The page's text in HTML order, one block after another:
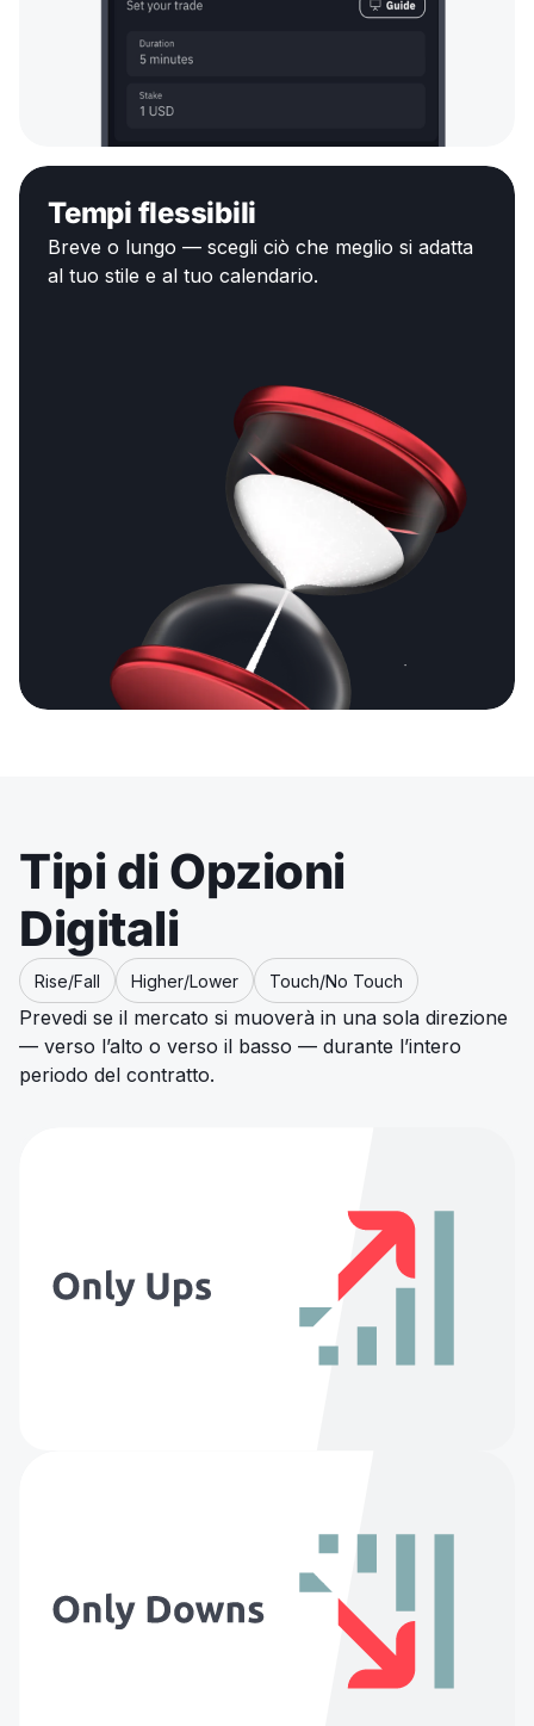
Tempi flessibili
Breve o lungo — scegli ciò che meglio si adatta
al tuo stile e al tuo calendario.
Tipi di Opzioni
Digitali
Rise/Fall Higher/Lower Touch/No Touch
Prevedi se il mercato si muoverà in una sola direzione
— verso l’alto o verso il basso — durante l’intero
periodo del contratto.